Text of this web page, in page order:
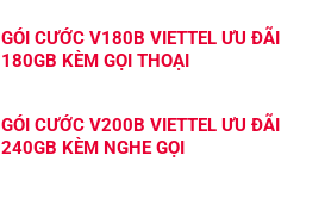
GÓI CƯỚC V180B VIETTEL ƯU ĐÃI
180GB KÈM GỌI THOẠI
GÓI CƯỚC V200B VIETTEL ƯU ĐÃI
240GB KÈM NGHE GỌI